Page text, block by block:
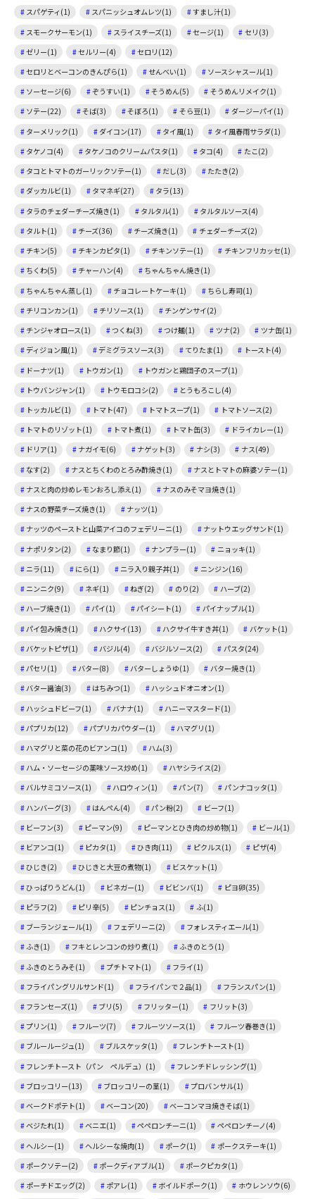
スパゲティ(1) スパニッシュオムレツ(1)
すまし汁(1)
スモークサーモン(1)
スライスチーズ(1) セージ(1)
セリ(3)
ゼリー(1)
セルリー(4)
セロリ(12)
セロリとベーコンのきんぴら(1)
せんべい(1)
ソースシャスール(1)
ソーセージ(6)
ぞうすい(1) そうめん(5)
そうめんリメイク(1)
ソテー(22)
そば(3) そぼろ(1) そら豆(1)
ダージーパイ(1)
ターメリック(1)
ダイコン(17) タイ風(1)
タイ風春雨サラダ(1)
タケノコ(4)
タケノコのクリームパスタ(1) タコ(4)
たこ(2)
タコとトマトのガーリックソテー(1)
だし(3)
たたき(2)
ダッカルビ(1)
タマネギ(27)
タラ(13)
タラのチェダーチーズ焼き(1)
タルタル(1)
タルタルソース(4)
タルト(1)
チーズ(36) チーズ焼き(1)
チェダーチーズ(2)
チキン(5)
チキンカピタ(1) チキンソテー(1)
チキンフリカッセ(1)
ちくわ(5)
チャーハン(4)
ちゃんちゃん焼き(1)
ちゃんちゃん蒸し(1)
チョコレートケーキ(1)
ちらし寿司(1)
チリコンカン(1)
チリソース(1)
チンゲンサイ(2)
チンジャオロース(1)
つくね(3) つけ麺(1) ツナ(2)
ツナ缶(1)
ディジョン風(1)
デミグラスソース(3) てりたま(1)
トースト(4)
ドーナツ(1)
トウガン(1)
トウガンと鶏団子のスープ(1)
トウバンジャン(1)
トウモロコシ(2)
とうもろこし(4)
トッカルビ(1)
トマト(47) トマトスープ(1)
トマトソース(2)
トマトのリゾット(1)
トマト煮(1) トマト缶(3)
ドライカレー(1)
ドリア(1)
ナガイモ(6) ナゲット(3) ナシ(3)
ナス(49)
なす(2)
ナスとちくわのとろみ酢焼き(1)
ナスとトマトの麻婆ソテー(1)
ナスと肉の炒めレモンおろし添え(1)
ナスのみそマヨ焼き(1)
ナスの野菜チーズ焼き(1)
ナッツ(1)
ナッツのペーストと山菜アイコのフェデリーニ(1)
ナットウエッグサンド(1)
ナポリタン(2)
なまり節(1) ナンプラー(1)
ニョッキ(1)
ニラ(11)
にら(1) ニラ入り親子丼(1)
ニンジン(16)
ニンニク(9)
ネギ(1) ねぎ(2) のり(2)
ハーブ(2)
ハーブ焼き(1)
パイ(1) パイシート(1)
パイナップル(1)
パイ包み焼き(1)
ハクサイ(13) ハクサイ牛すき丼(1)
バケット(1)
バケットピザ(1)
バジル(4) バジルソース(2)
パスタ(24)
パセリ(1)
バター(8) バターしょうゆ(1)
バター焼き(1)
バター醤油(3)
はちみつ(1)
ハッシュドオニオン(1)
ハッシュドビーフ(1)
バナナ(1)
ハニーマスタード(1)
パプリカ(12)
パプリカパウダー(1)
ハマグリ(1)
ハマグリと菜の花のビアンコ(1)
ハム(3)
ハム・ソーセージの薬味ソース炒め(1)
ハヤシライス(2)
バルサミコソース(1)
ハロウィン(1) パン(7)
パンナコッタ(1)
ハンバーグ(3)
はんぺん(4) パン粉(2)
ビーフ(1)
ビーフン(3)
ピーマン(9) ピーマンとひき肉の炒め物(1)
ビール(1)
ビアンコ(1)
ピカタ(1) ひき肉(11) ピクルス(1)
ピザ(4)
ひじき(2)
ひじきと大豆の煮物(1)
ビスケット(1)
ひっぱりうどん(1)
ビネガー(1) ビビンバ(1)
ピヨ卵(35)
ピラフ(2)
ピリ辛(5) ピンチョス(1)
ふ(1)
ブーランジェール(1)
フェデリーニ(2)
フォレスティエール(1)
ふき(1)
フキとレンコンの炒り煮(1)
ふきのとう(1)
ふきのとうみそ(1)
プチトマト(1)
フライ(1)
フライパングリルサンド(1)
フライパンで２品(1)
フランスパン(1)
フランセーズ(1)
ブリ(5) フリッター(1)
フリット(3)
プリン(1)
フルーツ(7) フルーツソース(1)
フルーツ春巻き(1)
ブルールージュ(1)
ブルスケッタ(1)
フレンチトースト(1)
フレンチトースト（パン ペルデュ）(1)
フレンチドレッシング(1)
ブロッコリー(13)
ブロッコリーの茎(1)
プロバンサル(1)
ベークドポテト(1)
ベーコン(20)
ベーコンマヨ焼きそば(1)
ベジたれ(1)
ベニエ(1) ペペロンチーニ(1)
ペペロンチーノ(4)
ヘルシー(1)
ヘルシーな焼肉(1) ポーク(1)
ポークステーキ(1)
ポークソテー(2)
ポークディアブル(1)
ポークピカタ(1)
ポーチドエッグ(2)
ポアレ(1) ボイルドポーク(1)
ホウレンソウ(6)